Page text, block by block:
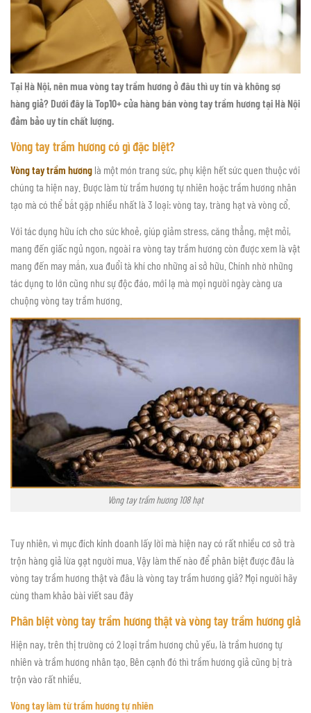
Tại Hà Nội, nên mua vòng tay trầm hương ở đâu thì uy tín và không sợ
hàng giả? Dưới đây là Top10+ cửa hàng bán vòng tay trầm hương tại Hà Nội
đảm bảo uy tín chất lượng.
Vòng tay trầm hương có gì đặc biệt?
Vòng tay trầm hương là một món trang sức, phụ kiện hết sức quen thuộc với
chúng ta hiện nay. Được làm từ trầm hương tự nhiên hoặc trầm hương nhân
tạo mà có thể bắt gặp nhiều nhất là 3 loại: vòng tay, tràng hạt và vòng cổ.
Với tác dụng hữu ích cho sức khoẻ, giúp giảm stress, căng thẳng, mệt mỏi,
mang đến giấc ngủ ngon, ngoài ra vòng tay trầm hương còn được xem là vật
mang đến may mắn, xua đuổi tà khí cho những ai sở hữu. Chính nhờ những
tác dụng to lớn cũng như sự độc đáo, mới lạ mà mọi người ngày càng ưa
chuộng vòng tay trầm hương.
Vòng tay trầm hương 108 hạt
Tuy nhiên, vì mục đích kinh doanh lấy lời mà hiện nay có rất nhiều cơ sở trà
trộn hàng giả lừa gạt người mua. Vậy làm thế nào để phân biệt được đâu là
vòng tay trầm hương thật và đâu là vòng tay trầm hương giả? Mọi người hãy
cùng tham khảo bài viết sau đây
Phân biệt vòng tay trầm hương thật và vòng tay trầm hương giả
Hiện nay, trên thị trường có 2 loại trầm hương chủ yếu, là trầm hương tự
nhiên và trầm hương nhân tạo. Bên cạnh đó thì trầm hương giả cũng bị trà
trộn vào rất nhiều.
Vòng tay làm từ trầm hương tự nhiên